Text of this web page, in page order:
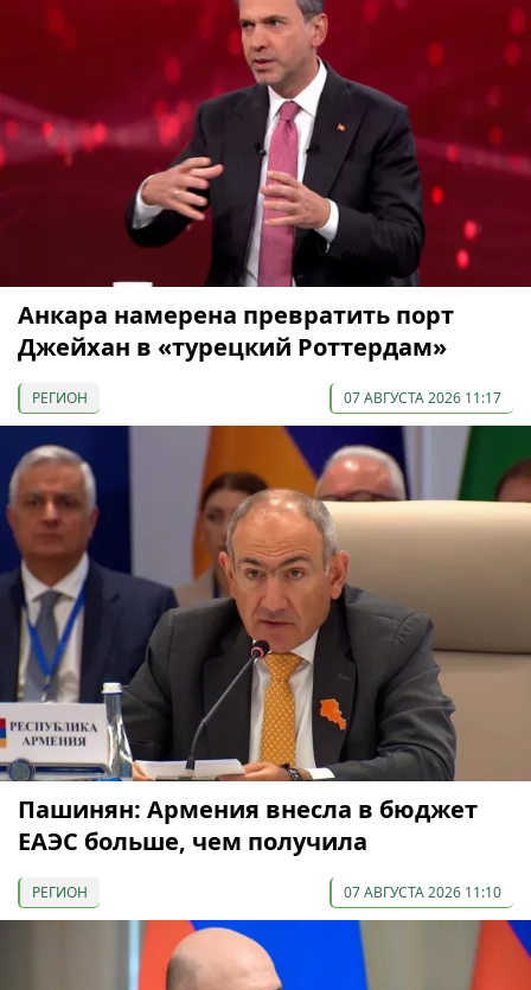
Анкара намерена превратить порт
Джейхан в «турецкий Роттердам»
РЕГИОН 07 АВГУСТА 2026 11:17
Пашинян: Армения внесла в бюджет
ЕАЭС больше, чем получила
РЕГИОН 07 АВГУСТА 2026 11:10